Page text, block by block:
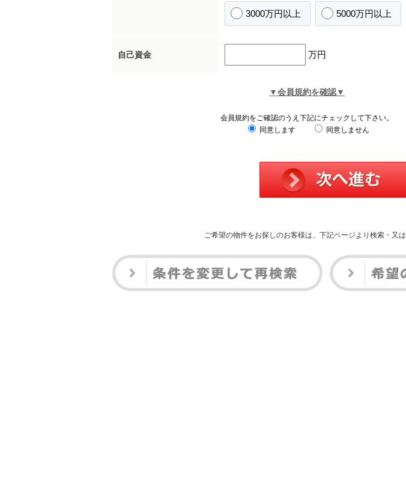
3000万円以上 5000万円以上
自己資金 万円
▼会員規約を確認▼
会員規約をご確認のうえ下記にチェックして下さい。
同意します
同意しません
ご希望の物件をお探しのお客様は、下記ページより検索・又は